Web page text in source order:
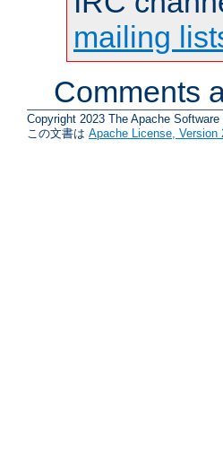
mailing
Comments
Copyright 2023 The Apache Software
この文書は Apache License, Version